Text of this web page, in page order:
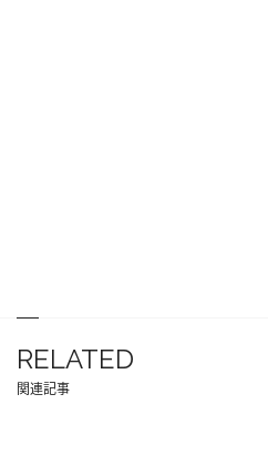
RELATED
関連記事